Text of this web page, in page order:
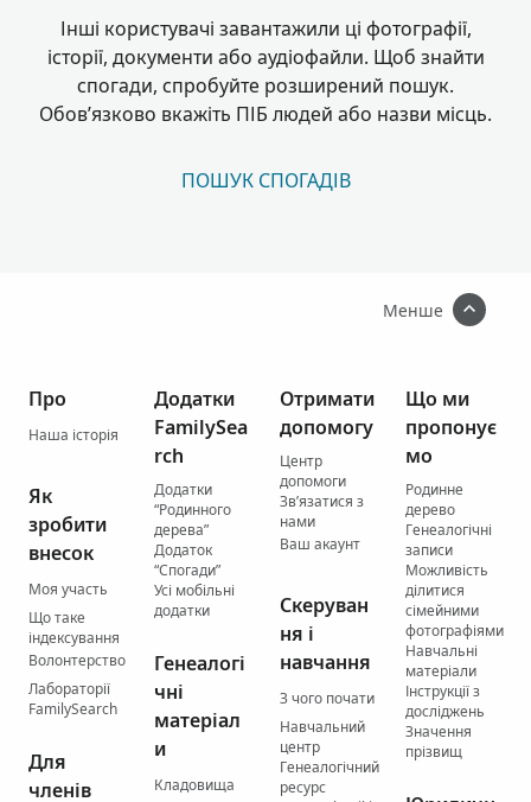
Інші користувачі завантажили ці фотографії,
історії, документи або аудіофайли. Щоб знайти
спогади, спробуйте розширений пошук.
Обов’язково вкажіть ПІБ людей або назви місць.
ПОШУК СПОГАДІВ
Менше
Про
Наша історія
Як
зробити
внесок
Моя участь
Що таке
індексування
Волонтерство
Лабораторії
FamilySearch
Для
членів
Додатки
FamilySea
rch
Додатки
“Родинного
дерева”
Додаток
“Спогади”
Усі мобільні
додатки
Генеалогі
чні
матеріал
и
Кладовища
Отримати
допомогу
Центр
допомоги
Зв’язатися з
нами
Ваш акаунт
Скеруван
ня і
навчання
З чого почати
Навчальний
центр
Генеалогічний
ресурс
Що ми
пропонує
мо
Родинне
дерево
Генеалогічні
записи
Можливість
ділитися
сімейними
фотографіями
Навчальні
матеріали
Інструкції з
досліджень
Значення
прізвищ